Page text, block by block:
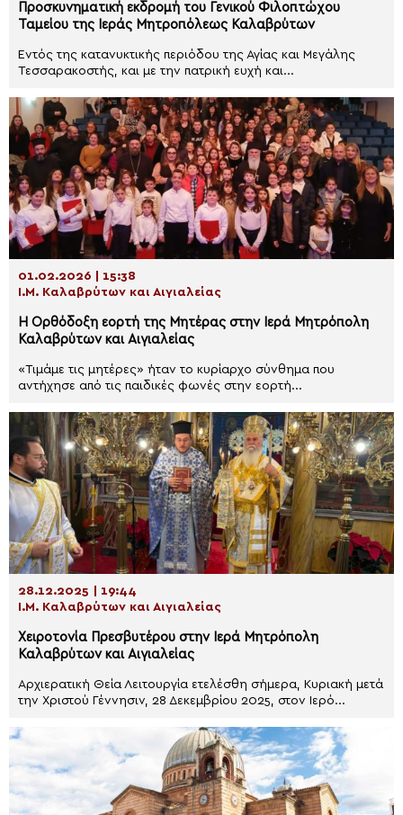
Προσκυνηματική εκδρομή του Γενικού Φιλοπτώχου
Ταμείου της Ιεράς Μητροπόλεως Καλαβρύτων
Εντός της κατανυκτικής περιόδου της Αγίας και Μεγάλης
Τεσσαρακοστής, και με την πατρική ευχή και...
01.02.2026 | 15:38
Ι.Μ. Καλαβρύτων και Αιγιαλείας
Η Ορθόδοξη εορτή της Μητέρας στην Ιερά Μητρόπολη
Καλαβρύτων και Αιγιαλείας
«Tιμάμε τις μητέρες» ήταν το κυρίαρχο σύνθημα που
αντήχησε από τις παιδικές φωνές στην εορτή...
28.12.2025 | 19:44
Ι.Μ. Καλαβρύτων και Αιγιαλείας
Χειροτονία Πρεσβυτέρου στην Ιερά Μητρόπολη
Καλαβρύτων και Αιγιαλείας
Αρχιερατική Θεία Λειτουργία ετελέσθη σήμερα, Κυριακή μετά
την Χριστού Γέννησιν, 28 Δεκεμβρίου 2025, στον Ιερό...